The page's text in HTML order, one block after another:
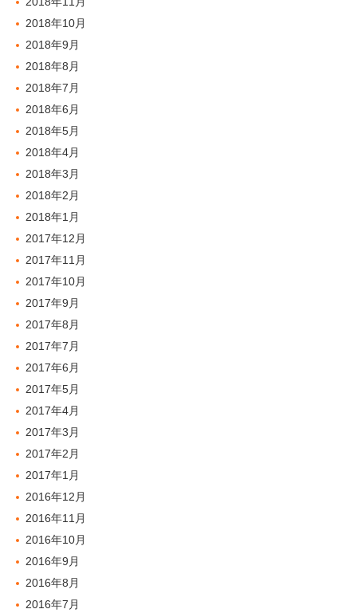
2018年10月
2018年9月
2018年8月
2018年7月
2018年6月
2018年5月
2018年4月
2018年3月
2018年2月
2018年1月
2017年12月
2017年11月
2017年10月
2017年9月
2017年8月
2017年7月
2017年6月
2017年5月
2017年4月
2017年3月
2017年2月
2017年1月
2016年12月
2016年11月
2016年10月
2016年9月
2016年8月
2016年7月